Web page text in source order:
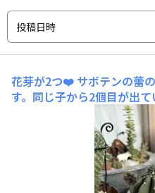
投稿日時
花芽が2つ❤️ サボテンの蕾
す。同じ子から2個目が出
👀！この子の蕾はぐんぐん
てしまう(去年観察してた
チェックしています😊